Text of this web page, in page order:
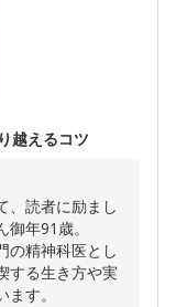
越えるコツ
、読者に励まし
年91歳。
の精神科医とし
する生き方や実
す。